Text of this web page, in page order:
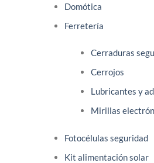
Domótica
Ferretería
Cerraduras
Cerrojos
Lubricantes y
Mirillas
Fotocélulas seguridad
Kit alimentación solar